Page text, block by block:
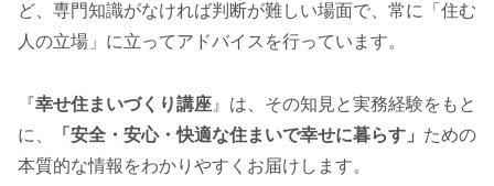
ど、専門知識がなければ判断が難しい場面で、常に「住む
人の立場」に立ってアドバイスを行っています。
『幸せ住まいづくり講座 』は、その知見と実務経験をもと
に、
「安全・安心・快適な住まいで幸せに暮らす」 ための
本質的な情報をわかりやすくお届けします。